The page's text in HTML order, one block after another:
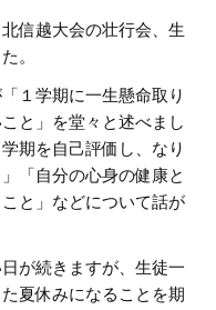
信越大会の壮行会、生
。
１学期に一生懸命取り
と」を堂々と述べまし
期を自己評価し、なり
「自分の心身の健康と
と」などについて話が
が続きますが、生徒一
夏休みになることを期